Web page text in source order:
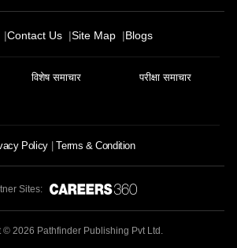
Contact Us Site Map Blogs
विशेष समाचार परीक्षा समाचार
Policy Terms & Condition
Sites:
© 2026 Pathfinder Publishing Pvt Ltd.